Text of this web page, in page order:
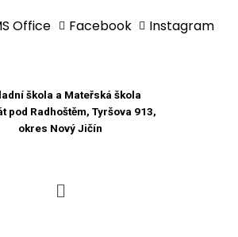
Office Facebook Instagram
škola a Mateřská škola
pod Radhoštěm, Tyršova 913,
okres Nový Jičín